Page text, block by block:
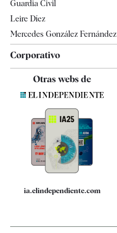
Guardia Civil
Leire Díez
Mercedes González Fernández
Corporativo
Contacto
Quiénes somos
Especificaciones
Otras webs de
ia.elindependiente.com